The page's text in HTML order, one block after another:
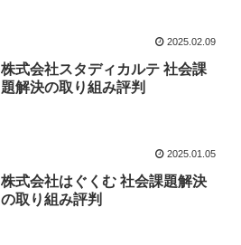
2025.02.09
株式会社スタディカルテ 社会課
題解決の取り組み評判
2025.01.05
株式会社はぐくむ 社会課題解決
の取り組み評判